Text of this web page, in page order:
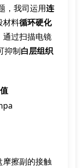
，我司运用连
材料循环硬化
通过扫描电镜
抑制白层组织
摩擦副的接触